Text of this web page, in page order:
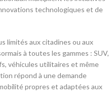
technologiques et de
limités aux citadines ou aux
à toutes les gammes : SUV,
véhicules utilitaires et même
répond à une demande
propres et adaptées aux